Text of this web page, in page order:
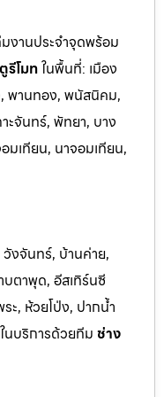
มงานประจำจุดพร้อม
รีโมทในพื้นที่: เมือง
พานทอง, พนัสนิคม,
ะจันทร์, พัทยา, บาง
เทียน, นาจอมเทียน,
งจันทร์, บ้านค่าย,
ตาพุด, อีสเทิร์นซี
ะ, ห้วยโป่ง, ปากน้ำ
นบริการด้วยทีมช่าง